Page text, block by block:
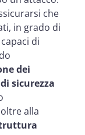
che
in grado di
di
dei
sicurezza
alla